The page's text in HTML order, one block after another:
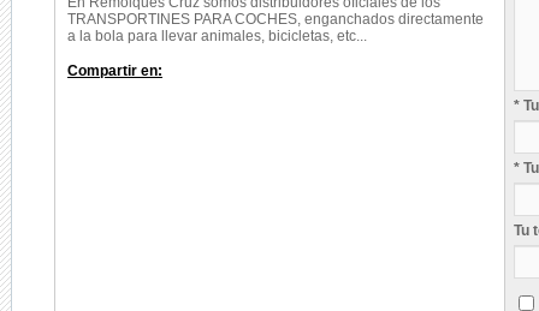
TRANSPORTINES PARA COCHES, enganchados directamente
a la bola para llevar animales, bicicletas, etc...
Compartir en:
*
*
Tu